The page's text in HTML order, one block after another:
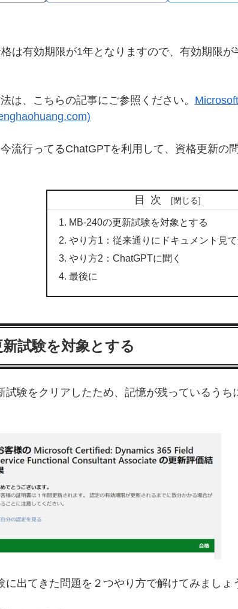
は有効期限が1年となりますので、有効期限
は、こちらの記事にご参照ください。
流行ってるChatGPTを利用して、資格更新の
目次
MB-240の更新試験を対象とする
やり方1：従来通りにドキュメント見
やり方2：ChatGPTに聞く
最後に
試験を対象とする
試験をクリアしたため、記憶が残っているうち
に出てきた問題を２つやり方で解けてみましょ